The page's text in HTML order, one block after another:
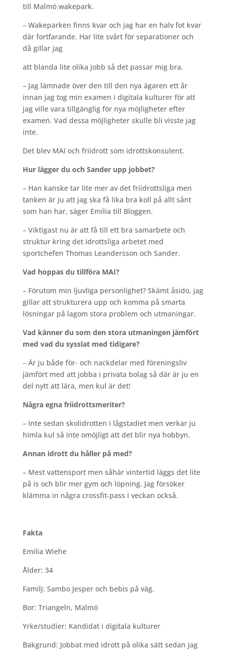
till Malmö wakepark.
– Wakeparken finns kvar och jag har en halv fot kvar
där fortfarande. Har lite svårt för separationer och
då gillar jag
att blanda lite olika jobb så det passar mig bra.
– Jag lämnade över den till den nya ägaren ett år
innan jag tog min examen i digitala kulturer för att
jag ville vara tillgänglig för nya möjligheter efter
examen. Vad dessa möjligheter skulle bli visste jag
inte.
Det blev MAI och friidrott som idrottskonsulent.
Hur lägger du och Sander upp jobbet?
– Han kanske tar lite mer av det friidrottsliga men
tanken är ju att jag ska få lika bra koll på allt sånt
som han har, säger Emilia till Bloggen.
– Viktigast nu är att få till ett bra samarbete och
struktur kring det idrottsliga arbetet med
sportchefen Thomas Leandersson och Sander.
Vad hoppas du tillföra MAI?
– Förutom min ljuvliga personlighet? Skämt åsido, jag
gillar att strukturera upp och komma på smarta
lösningar på lagom stora problem och utmaningar.
Vad känner du som den stora utmaningen jämfört
med vad du sysslat med tidigare?
– Är ju både för- och nackdelar med föreningsliv
jämfört med att jobba i privata bolag så där är ju en
del nytt att lära, men kul är det!
Några egna friidrottsmeriter?
– Inte sedan skolidrotten i lågstadiet men verkar ju
himla kul så inte omöjligt att det blir nya hobbyn.
Annan idrott du håller på med?
– Mest vattensport men såhär vintertid läggs det lite
på is och blir mer gym och löpning. Jag försöker
klämma in några crossfit-pass i veckan också.
Fakta
Emilia Wiehe
Ålder: 34
Familj: Sambo Jesper och bebis på väg.
Bor: Triangeln, Malmö
Yrke/studier: Kandidat i digitala kulturer
Bakgrund: Jobbat med idrott på olika sätt sedan jag